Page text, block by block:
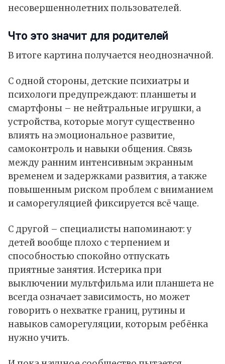
несовершеннолетних пользователей.
Что это значит для родителей
В итоге картина получается неоднозначной.
С одной стороны, детские психиатры и
психологи предупреждают: планшеты и
смартфоны – не нейтральные игрушки, а
устройства, которые могут существенно
влиять на эмоциональное развитие,
самоконтроль и навыки общения. Связь
между ранним интенсивным экранным
временем и задержками развития, а также
повышенным риском проблем с вниманием
и саморегуляцией фиксируется всё чаще.
С другой – специалисты напоминают: у
детей вообще плохо с терпением и
способностью спокойно отпускать
приятные занятия. Истерика при
выключении мультфильма или планшета не
всегда означает зависимость, но может
говорить о нехватке границ, рутины и
навыков саморегуляции, которым ребёнка
нужно учить.